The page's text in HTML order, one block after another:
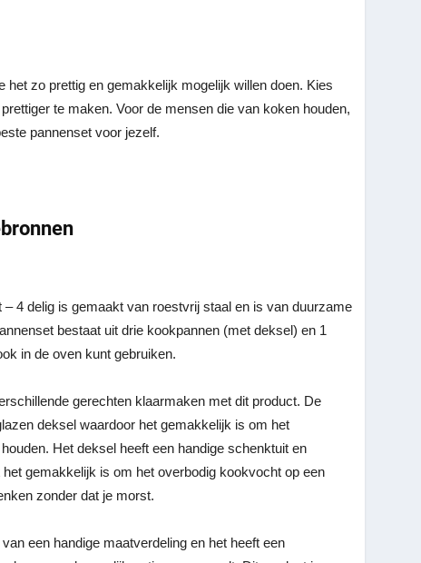
zo prettig en gemakkelijk mogelijk willen doen. Kies
te maken. Voor de mensen die van koken houden,
pannenset voor jezelf.
– 4 delig is gemaakt van roestvrij staal en is van duurzame
bestaat uit drie kookpannen (met deksel) en 1
in de oven kunt gebruiken.
gerechten klaarmaken met dit product. De
deksel waardoor het gemakkelijk is om het
Het deksel heeft een handige schenktuit en
gemakkelijk is om het overbodig kookvocht op een
zonder dat je morst.
een handige maatverdeling en het heeft een